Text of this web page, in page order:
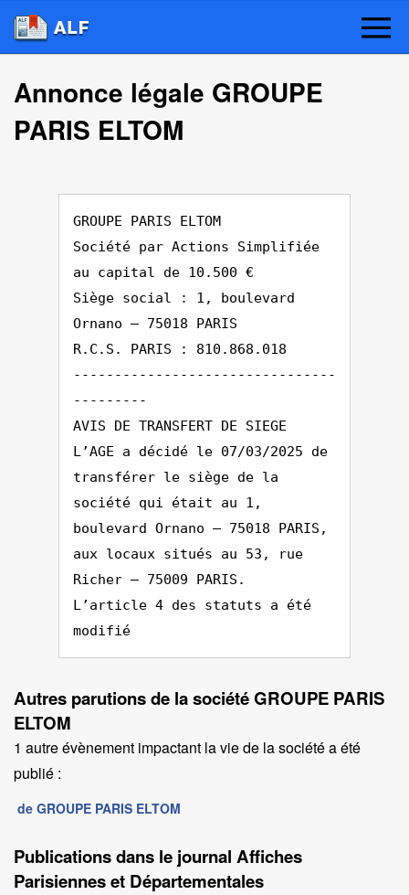
Annonce légale GROUPE
PARIS ELTOM
GROUPE PARIS ELTOM
Société par Actions Simplifiée
au capital de 10.500 €
Siège social : 1, boulevard
Ornano – 75018 PARIS
R.C.S. PARIS : 810.868.018
--------------------------------
---------
AVIS DE TRANSFERT DE SIEGE
L’AGE a décidé le 07/03/2025 de
transférer le siège de la
société qui était au 1,
boulevard Ornano – 75018 PARIS,
aux locaux situés au 53, rue
Richer – 75009 PARIS.
L’article 4 des statuts a été
modifié
Autres parutions de la société GROUPE PARIS
ELTOM
1 autre évènement impactant la vie de la société a été
publié :
de GROUPE PARIS ELTOM
Publications dans le journal Affiches
Parisiennes et Départementales